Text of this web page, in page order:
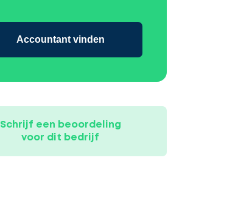
Accountant vinden
Schrijf een beoordeling
voor dit bedrijf